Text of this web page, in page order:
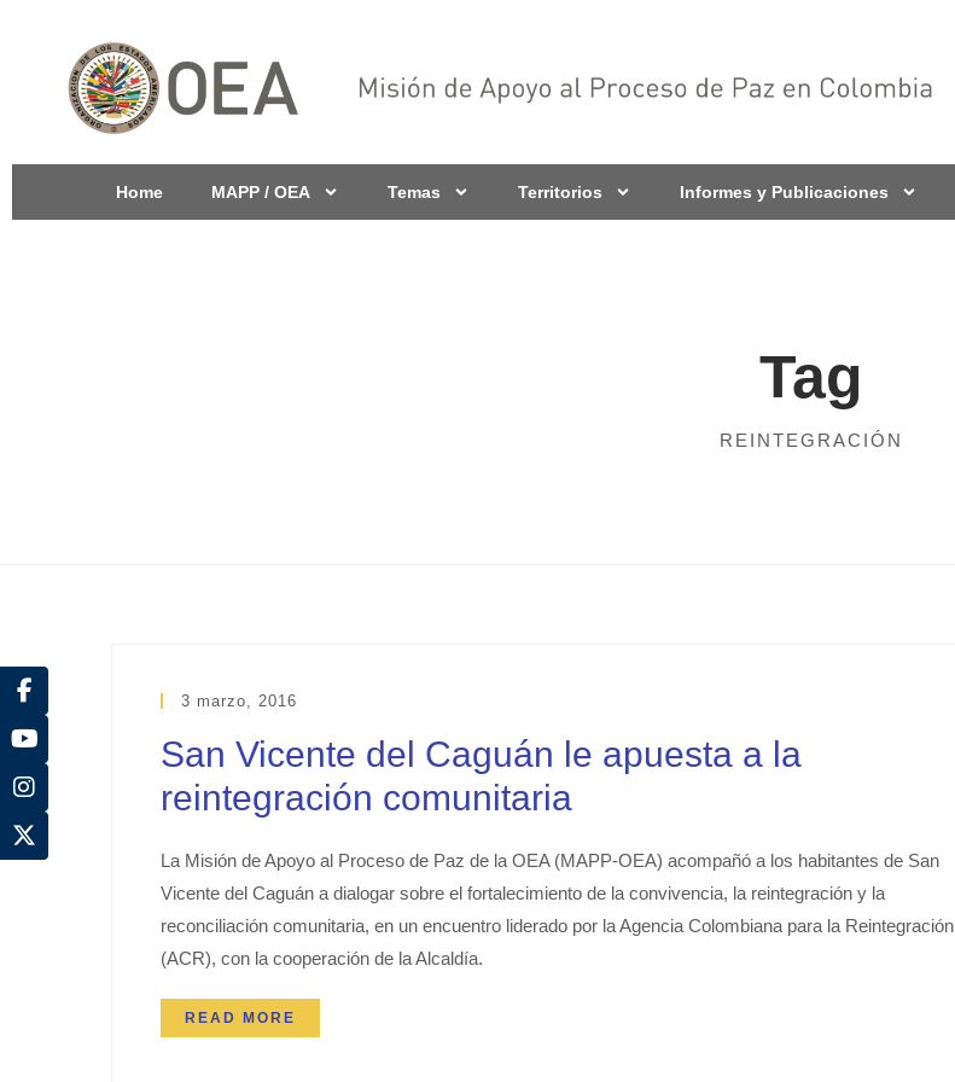
Home MAPP / OEA Temas Territorios Informes y Publicaciones
Tag
REINTEGRACIÓN
3 marzo, 2016
San Vicente del Caguán le apuesta a la
reintegración comunitaria
La Misión de Apoyo al Proceso de Paz de la OEA (MAPP-OEA) acompañó a los habitantes de San
Vicente del Caguán a dialogar sobre el fortalecimiento de la convivencia, la reintegración y la
reconciliación comunitaria, en un encuentro liderado por la Agencia Colombiana para la Reintegración
(ACR), con la cooperación de la Alcaldía.
READ MORE